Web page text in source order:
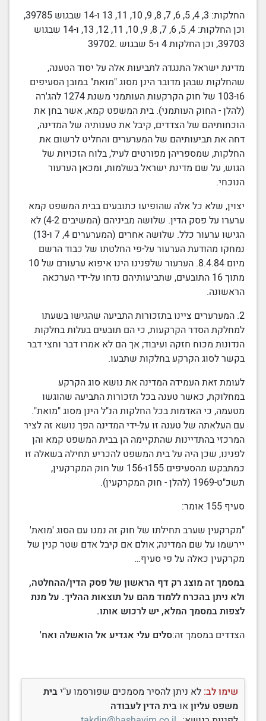
החלקות: 13 ,11 ,10 ,9 ,8 ,7 ,6 ,5 ,4 ,3
ו-14 שבגוש 39785,
וכן החלקות: 4,
13 ,12 ,11 ,10 ,9 ,8 ,7 ,6 ,5
, ו-14 שבגוש
39703, וכן החלקות 4 ו-5 שבגוש .39702
מדינת ישראל התנגדה לתביעות אלה על יסוד הטענה,
שהחלקות שבהן מדובר הינן מסוג "מואת" במובן הסעיפים
6ו-103 של חוק הקרקעות העותמני משנת 1274 להג'רה
(להלן - החוק העותמני). בית המשפט קמא, אשר בחן את
הוכחותיהם של הצדדים, קיבל את טענותיה של המדינה,
דחה את תביעותיהם של המערערים והחליט לרשום את
החלקות, שמספריהן מפורטים לעיל, בלוח הזכויות של
הגוש, על שם מדינת ישראל בשלמות, ומכאן הערעור
הנוכחי.
יצוין, שלא כל אלה שהופיעו כתובעים בבית המשפט קמא
ערערו על פסק הדין. שלושה מביניהם (המשיבים 4-2) לא
הגישו ערעור כלל. שלושה אחרים (המערערים 7 ,4
ו-13)
נמחקו מהודעת הערעור על-פי החלטתו של כבוד הרשם
מיום 8.4.84
. הערעור שלפנינו הינו איפוא ערעורם של 10
מתוך 16 התובעים, שתביעותיהם נדחו על-ידי הערכאה
הראשונה.
2. המערערים ציינו בתזכורות התביעה שהגישו בשעתו
למחלקתהסדר הקרקעות, כי הם תובעים בעלות בחלקות
הנדונות מכוח חזקה ועיבוד; אך הם לא אמרו דבר וחצי דבר
בקשר לסוג הקרקע בחלקות שתבעו.
לעומת זאת העמידה המדינה את נושא סוג הקרקע
במחלוקת, כאשר טענה בכל תזכורות התביעה שהוגשו
מטעמה, כי האדמות בכל החלקות הנ"ל הינן מסוג "מואת".
עם העלאתה של טענה זו על-ידי המדינה הפך נושא זה לציר
המרכזי בהתדיינות שהתקיימה הןבבית המשפט קמא והן
לפנינו, שכן היה עלבית המשפט להכריע תחילה בשאלה זו
כמתבקש מהסעיפים 155ו-156 של חוק המקרקעין,
תשכ"ט-1969
(להלן - חוק המקרקעין).
סעיף 155 אומר:
"מקרקעין שערב תחילתו של חוק זה נמנו עם הסוג 'מואת'
יירשמו על שם המדינה; אולם אם קיבל אדם שטר קנין של
מקרקעין כאלה על פי סעיף…
במסמך זה מוצג רק דף הראשון של פסק הדין/ההחלטה,
ולא ניתן בהכרח ללמוד מהם על תוצאות ההליך. על מנת
לצפות במסמך המלא, יש לרכוש אותו.
הצדדים במסמך זה:סלים עלי אגדיע אל הואשלה ואח'
שימו לב: לא ניתן להסיר מסמכים שפורסמו ע"יבית
משפט עליוןאובית הדין לעבודה